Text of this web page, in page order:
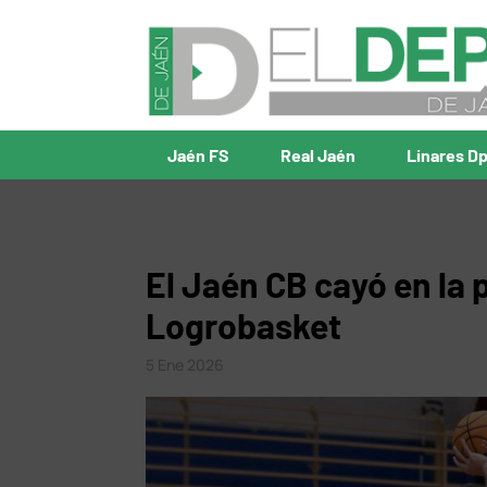
Jaén FS Real Jaén Linares
El Jaén CB cayó en
Logrobasket